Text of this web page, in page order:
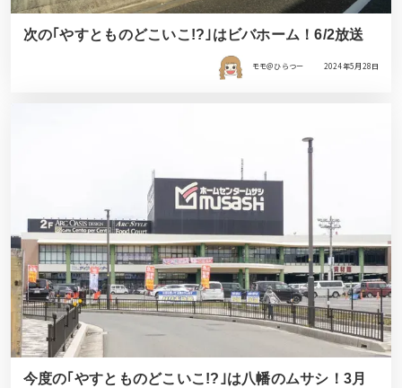
次の｢やすとものどこいこ!?｣はビバホーム！6/2放送
モモ＠ひらつー 2024年5月28日
今度の｢やすとものどこいこ!?｣は八幡のムサシ！3月